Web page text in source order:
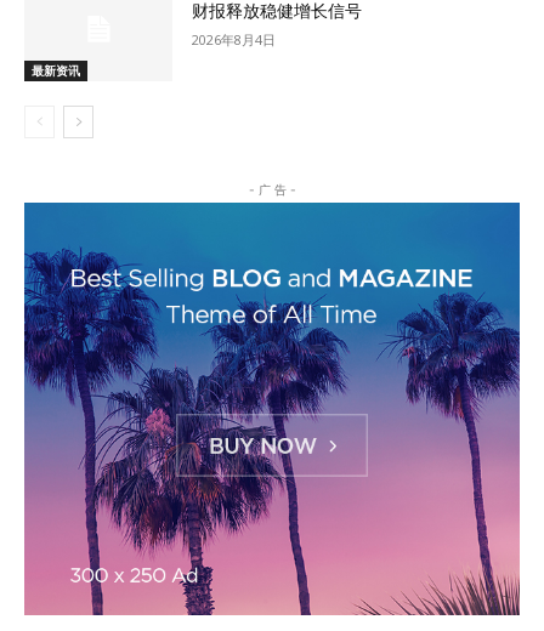
最新资讯
财报释放稳健增长信号
2026年8月4日
- 广 告 -